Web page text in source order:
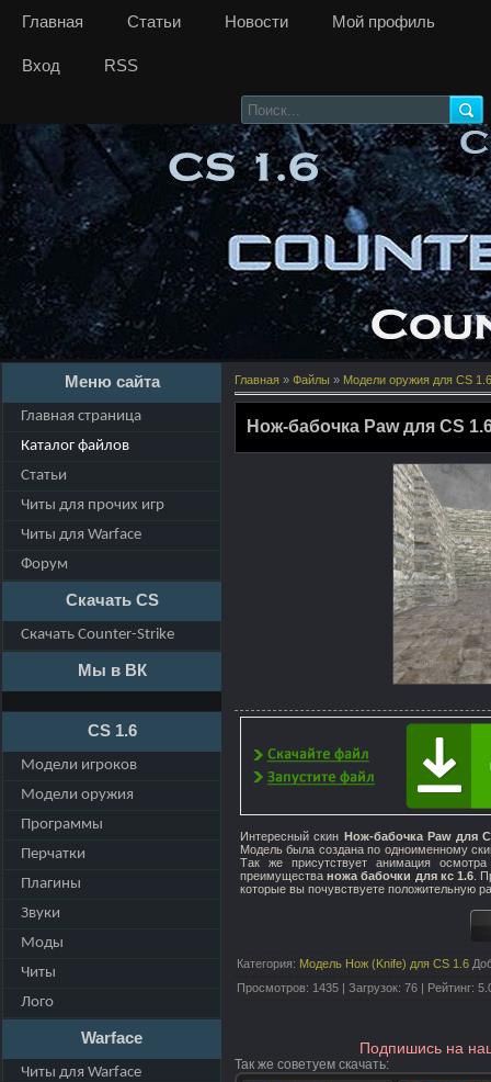
Главная Статьи Новости Мой профиль
Вход RSS
Меню сайта
Главная страница
Каталог файлов
Статьи
Читы для прочих игр
Читы для Warface
Форум
Скачать CS
Скачать Counter-Strike
Мы в ВК
CS 1.6
Модели игроков
Модели оружия
Программы
Перчатки
Плагины
Звуки
Моды
Читы
Лого
Warface
Читы для Warface
Главная » Файлы » Модели оружия для CS 1.6
Нож-бабочка Paw для CS
Интересный скин Нож-бабочка Paw для
Модель была создана по одноименному
Так же присутствует анимация
преимуществаножа бабочки для кс 1.6 .
которые вы почувствуете положительную
Категория: Модель Нож (Knife) для CS 1.6
Просмотров: 1435 | Загрузок: 76 | Рейтинг:
Подпишись на
Так же советуем скачать: